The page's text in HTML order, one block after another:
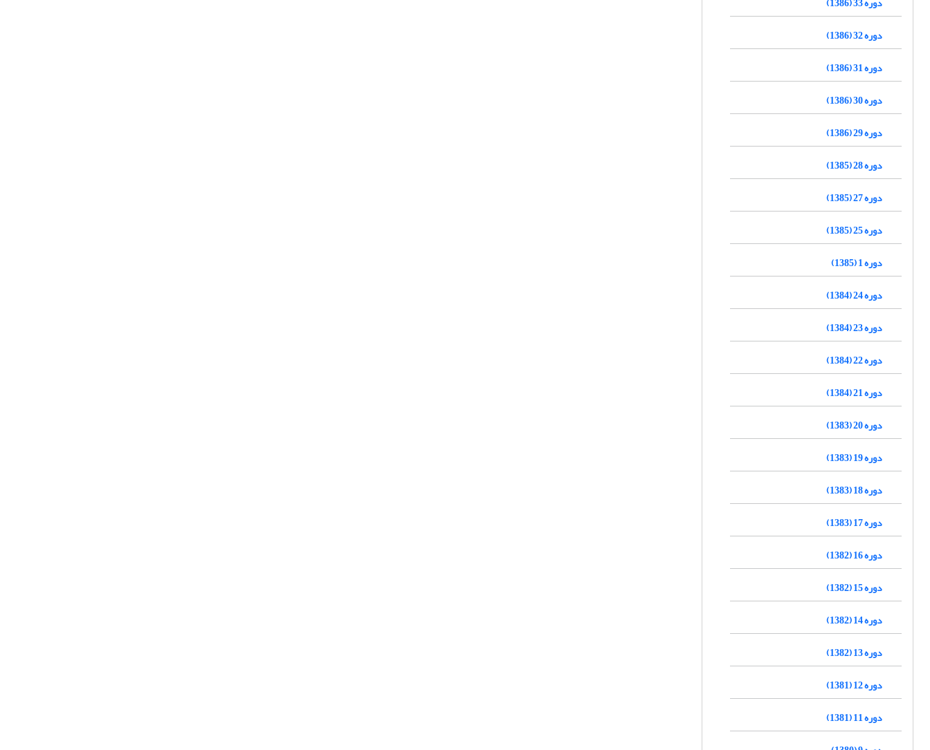
دوره 32 (1386)
دوره 31 (1386)
دوره 30 (1386)
دوره 29 (1386)
دوره 28 (1385)
دوره 27 (1385)
دوره 25 (1385)
دوره 1 (1385)
دوره 24 (1384)
دوره 23 (1384)
دوره 22 (1384)
دوره 21 (1384)
دوره 20 (1383)
دوره 19 (1383)
دوره 18 (1383)
دوره 17 (1383)
دوره 16 (1382)
دوره 15 (1382)
دوره 14 (1382)
دوره 13 (1382)
دوره 12 (1381)
دوره 11 (1381)